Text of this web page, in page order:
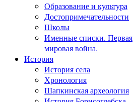
Образование и культура
Достопримечательности
Школы
Именные списки. Первая
мировая война.
История
История села
Хронология
Шапкинская археология